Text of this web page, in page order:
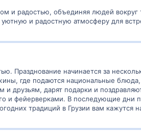
и радостью, объединяя людей
и радостную атмосферу для
Празднование начинается за
где подаются национальные
и друзьям, дарят подарки и
и фейерверками. В последующие дни
традиций в Грузии вам